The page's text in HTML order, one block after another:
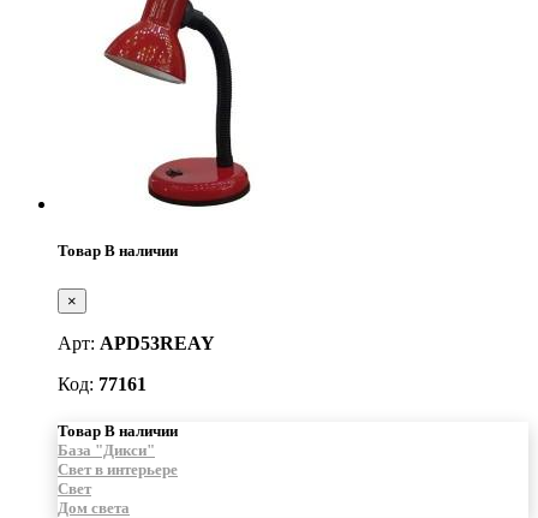
Товар В наличии
×
Арт: APD53REAY
Код: 77161
Товар В наличии
База "Дикси"
Свет в интерьере
Свет
Дом света